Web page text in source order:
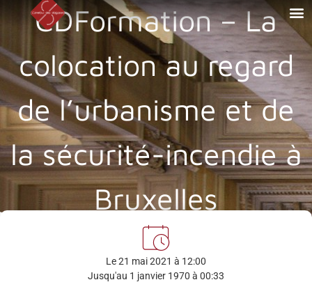
CDFormation – La
colocation au regard
de l’urbanisme et de
la sécurité-incendie à
Bruxelles
Le 21 mai 2021 à 12:00
Jusqu'au 1 janvier 1970 à 00:33